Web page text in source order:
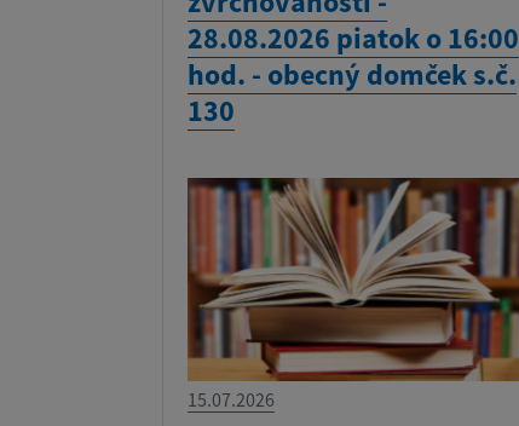
28.08.2026 piatok o 16:00
hod. - obecný domček s.č.
130
15.07.2026